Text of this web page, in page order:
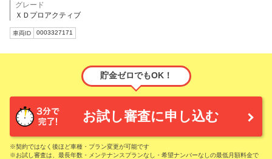
グレード
ＸＤプロアクティブ
車両ID 0003327171
貯金ゼロでもOK！
お試し審査に申し込む
※契約ではなく後ほど車種・プラン変更が可能です
※お試し審査は、最長年数・メンテナンスプランなし・希望ナンバーなしの最低月額料金で